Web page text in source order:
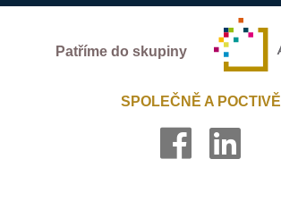
Patříme do skupiny
SPOLEČNĚ A POCTIVĚ